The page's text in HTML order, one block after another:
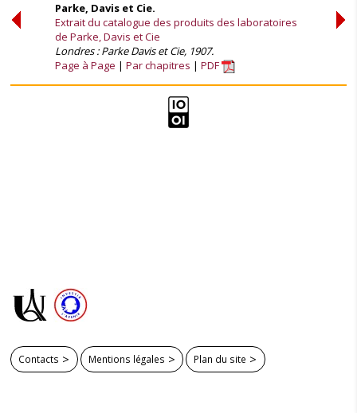
Parke, Davis et Cie.
Extrait du catalogue des produits des laboratoires
de Parke, Davis et Cie
Londres : Parke Davis et Cie, 1907.
Page à Page
Par chapitres PDF
Contacts Mentions légales Plan du site